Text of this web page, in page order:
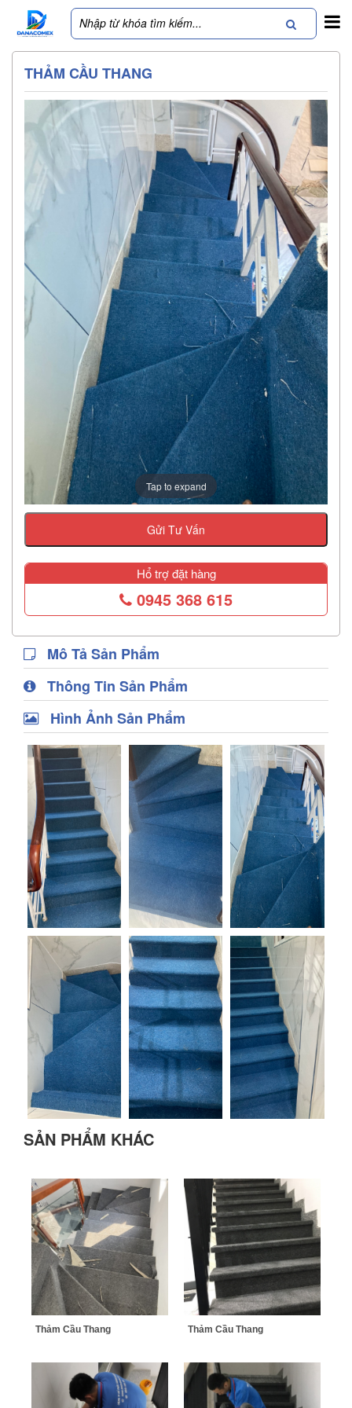
THẢM CẦU THANG
Tap to expand
Gửi Tư Vấn
Hổ trợ đặt hàng
0945 368 615
Mô Tả Sản Phẩm
Thông Tin Sản Phẩm
Hình Ảnh Sản Phẩm
SẢN PHẨM KHÁC
Thảm Cầu Thang Thảm Cầu Thang